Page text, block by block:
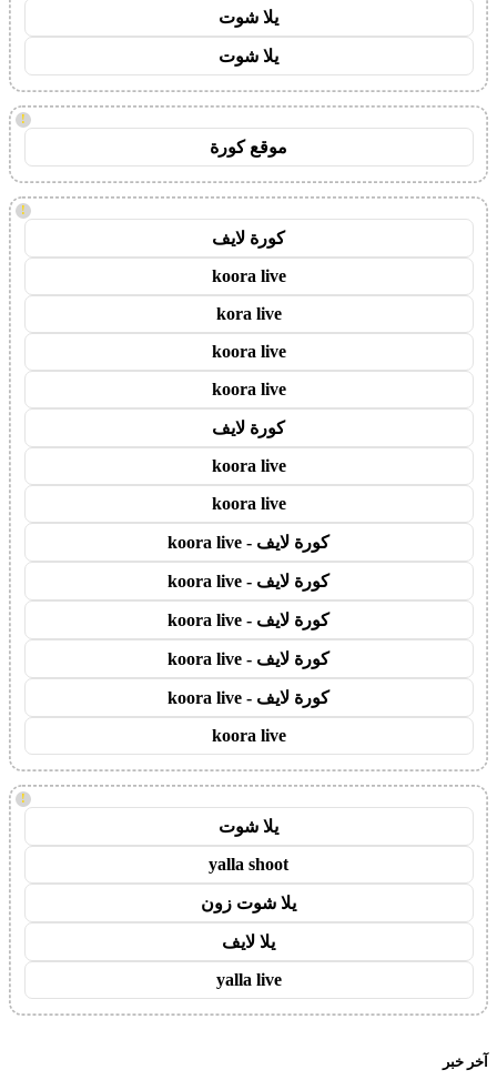
يلا شوت
يلا شوت
!
موقع كورة
!
كورة لايف
koora live
kora live
koora live
koora live
كورة لايف
koora live
koora live
كورة لايف - koora live
كورة لايف - koora live
كورة لايف - koora live
كورة لايف - koora live
كورة لايف - koora live
koora live
!
يلا شوت
yalla shoot
يلا شوت زون
يلا لايف
yalla live
آخر خبر